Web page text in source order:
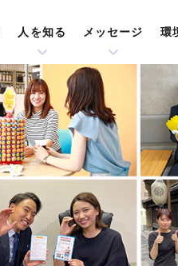
人を知る メッセージ 環